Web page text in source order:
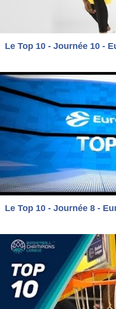
Le Top 10 - Journée 10 -
Le Top 10 - Journée 8 -